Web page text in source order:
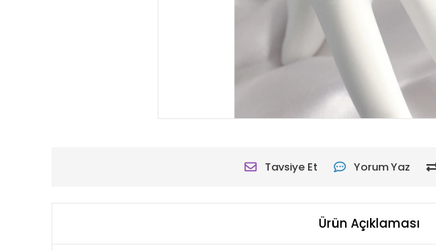
Tavsiye Et Yorum Yaz
Ürün Açıklaması